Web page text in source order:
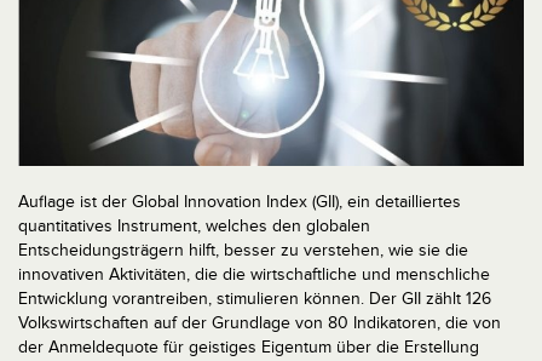
Auflage ist der Global Innovation Index (GII), ein detailliertes
quantitatives Instrument, welches den globalen
Entscheidungsträgern hilft, besser zu verstehen, wie sie die
innovativen Aktivitäten, die die wirtschaftliche und menschliche
Entwicklung vorantreiben, stimulieren können. Der GII zählt 126
Volkswirtschaften auf der Grundlage von 80 Indikatoren, die von
der Anmeldequote für geistiges Eigentum über die Erstellung